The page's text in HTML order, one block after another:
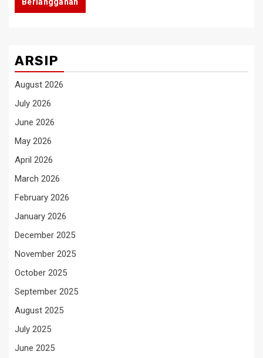
ARSIP
August 2026
July 2026
June 2026
May 2026
April 2026
March 2026
February 2026
January 2026
December 2025
November 2025
October 2025
September 2025
August 2025
July 2025
June 2025